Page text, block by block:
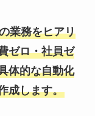
業務をヒアリ
ゼロ・社員ゼ
体的な自動化
成します。